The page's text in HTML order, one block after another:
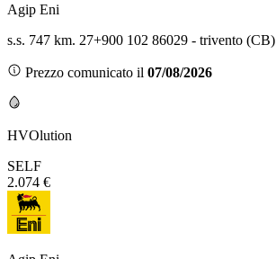
Agip Eni
s.s. 747 km. 27+900 102 86029 - trivento (CB)
Prezzo comunicato il 07/08/2026
HVOlution
SELF
2.074 €